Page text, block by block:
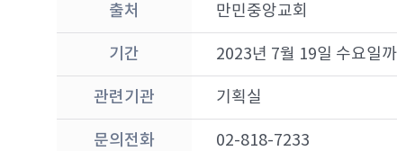
출처 만민중앙교회
기간 2023년 7월 19일 수요일까
관련기관 기획실
문의전화 02-818-7233